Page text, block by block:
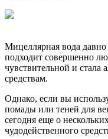
Мицеллярная вода
подходит совершенно
чувствительной и
средствам.
Однако, если вы
помады или теней для
сегодня еще о
чудодейственного